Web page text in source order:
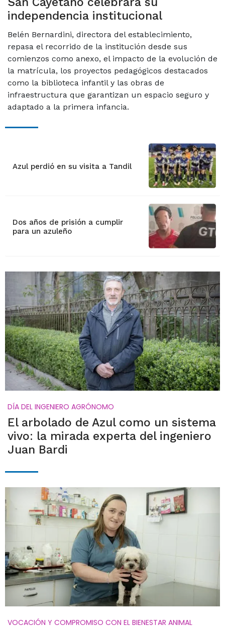
independencia institucional
Belén Bernardini, directora del establecimiento,
repasa el recorrido de la institución desde sus
comienzos como anexo, el impacto de la evolución de
la matrícula, los proyectos pedagógicos destacados
como la biblioteca infantil y las obras de
infraestructura que garantizan un espacio seguro y
adaptado a la primera infancia.
Azul perdió en su visita a Tandil
Dos años de prisión a cumplir
para un azuleño
DÍA DEL INGENIERO AGRÓNOMO
El arbolado de Azul como un sistema
vivo: la mirada experta del ingeniero
Juan Bardi
VOCACIÓN Y COMPROMISO CON EL BIENESTAR ANIMAL